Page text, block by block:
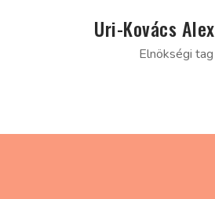
Uri-Kovács
Elnökségi tag